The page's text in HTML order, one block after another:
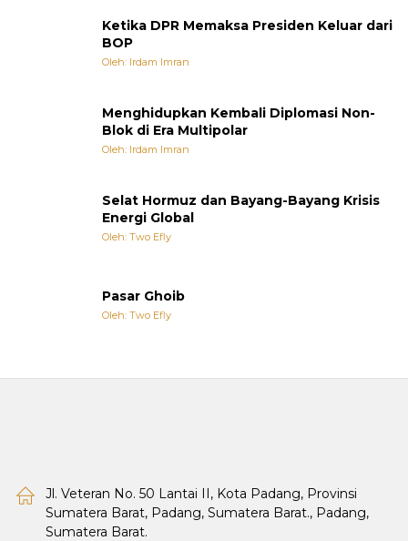
Ketika DPR Memaksa Presiden Keluar dari
BOP
Oleh: Irdam Imran
Menghidupkan Kembali Diplomasi Non-
Blok di Era Multipolar
Oleh: Irdam Imran
Selat Hormuz dan Bayang-Bayang Krisis
Energi Global
Oleh: Two Efly
Pasar Ghoib
Oleh: Two Efly
Jl. Veteran No. 50 Lantai II, Kota Padang, Provinsi
Sumatera Barat, Padang, Sumatera Barat., Padang,
Sumatera Barat.